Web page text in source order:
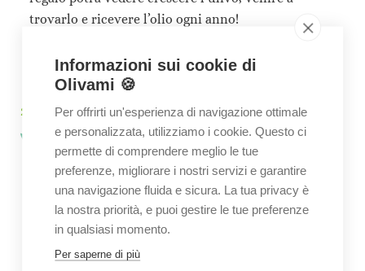
trovarlo e ricevere l’olio ogni anno!
REGALA UN ULIVO
2. La storia di un agricoltore
Supporterai economicamente l’agricoltore si
occuperà della conduzione dell’ulivo che con il tuo
contributo potrà piantarne altri. Ogni anno
OLIO EXTRA VERGINE BIO
prodotto
del regalo.
Informazioni sui cookie di
Olivami 🍪
Per offrirti un'esperienza di navigazione ottimale
e personalizzata, utilizziamo i cookie. Questo ci
permette di comprendere meglio le tue
preferenze, migliorare i nostri servizi e garantire
una navigazione fluida e sicura. La tua privacy è
la nostra priorità, e puoi gestire le tue preferenze
in qualsiasi momento.
Per saperne di più